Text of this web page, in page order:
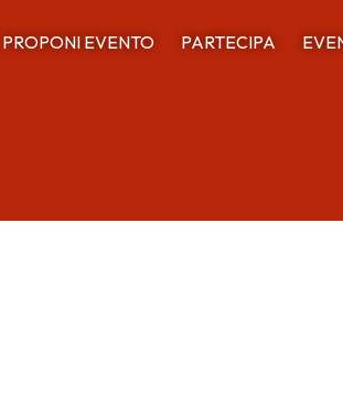
PROPONI EVENTO PARTECIPA